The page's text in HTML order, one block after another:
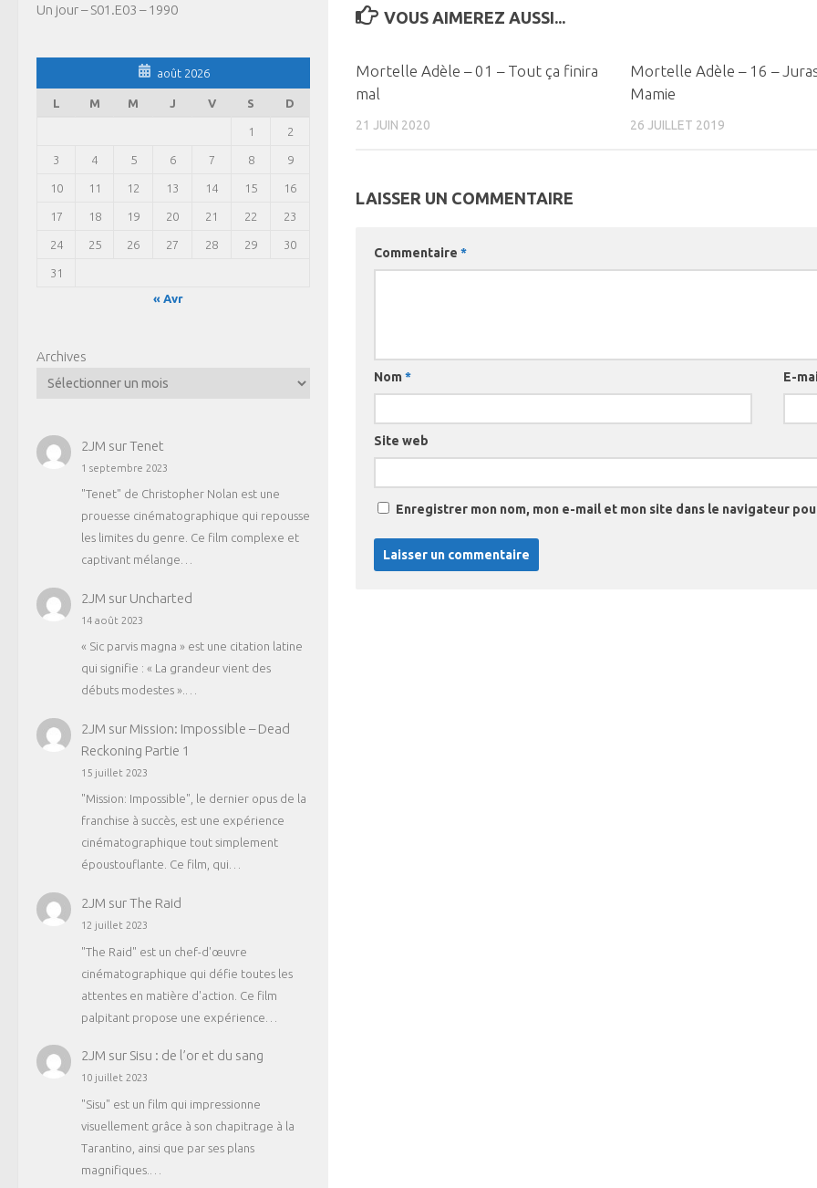
VOUS AIMEREZ AUSSI...
Mortelle Adèle – 01 – Tout ça finira
mal
21 JUIN 2020
Mortelle Adèle – 16 –
Mamie
26 JUILLET 2019
LAISSER UN COMMENTAIRE
Commentaire *
Nom * E-
Site web
Enregistrer mon nom, mon e-mail et mon site dans le navigateur
Un jour – S01.E03 – 1990
août 2026
L M M J V S D
1 2
3 4 5 6 7 8 9
10 11 12 13 14 15 16
17 18 19 20 21 22 23
24 25 26 27 28 29 30
31
« Avr
Archives
2JM surTenet
1 septembre 2023
"Tenet" de Christopher Nolan est une
prouesse cinématographique qui repousse
les limites du genre. Ce film complexe et
captivant mélange…
2JM sur Uncharted
14 août 2023
« Sic parvis magna » est une citation latine
qui signifie : « La grandeur vient des
débuts modestes ».…
2JM sur Mission: Impossible – Dead
Reckoning Partie 1
15 juillet 2023
"Mission: Impossible", le dernier opus de la
franchise à succès, est une expérience
cinématographique tout simplement
époustouflante. Ce film, qui…
2JM surThe Raid
12 juillet 2023
"The Raid" est un chef-d'œuvre
cinématographique qui défie toutes les
attentes en matière d'action. Ce film
palpitant propose une expérience…
2JM sur Sisu : de l’or et du sang
10 juillet 2023
"Sisu" est un film qui impressionne
visuellement grâce à son chapitrage à la
Tarantino, ainsi que par ses plans
magnifiques.…